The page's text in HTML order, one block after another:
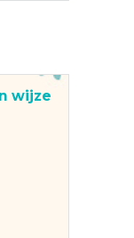
wijze